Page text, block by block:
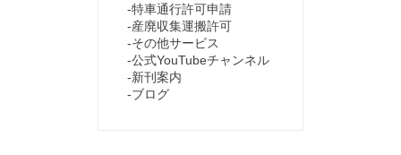
特車通行許可申請
産廃収集運搬許可
その他サービス
公式YouTubeチャンネル
新刊案内
ブログ